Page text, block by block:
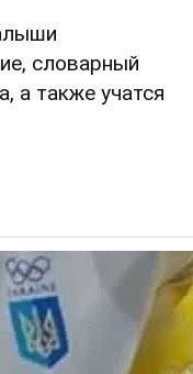
словарный
а также учатся